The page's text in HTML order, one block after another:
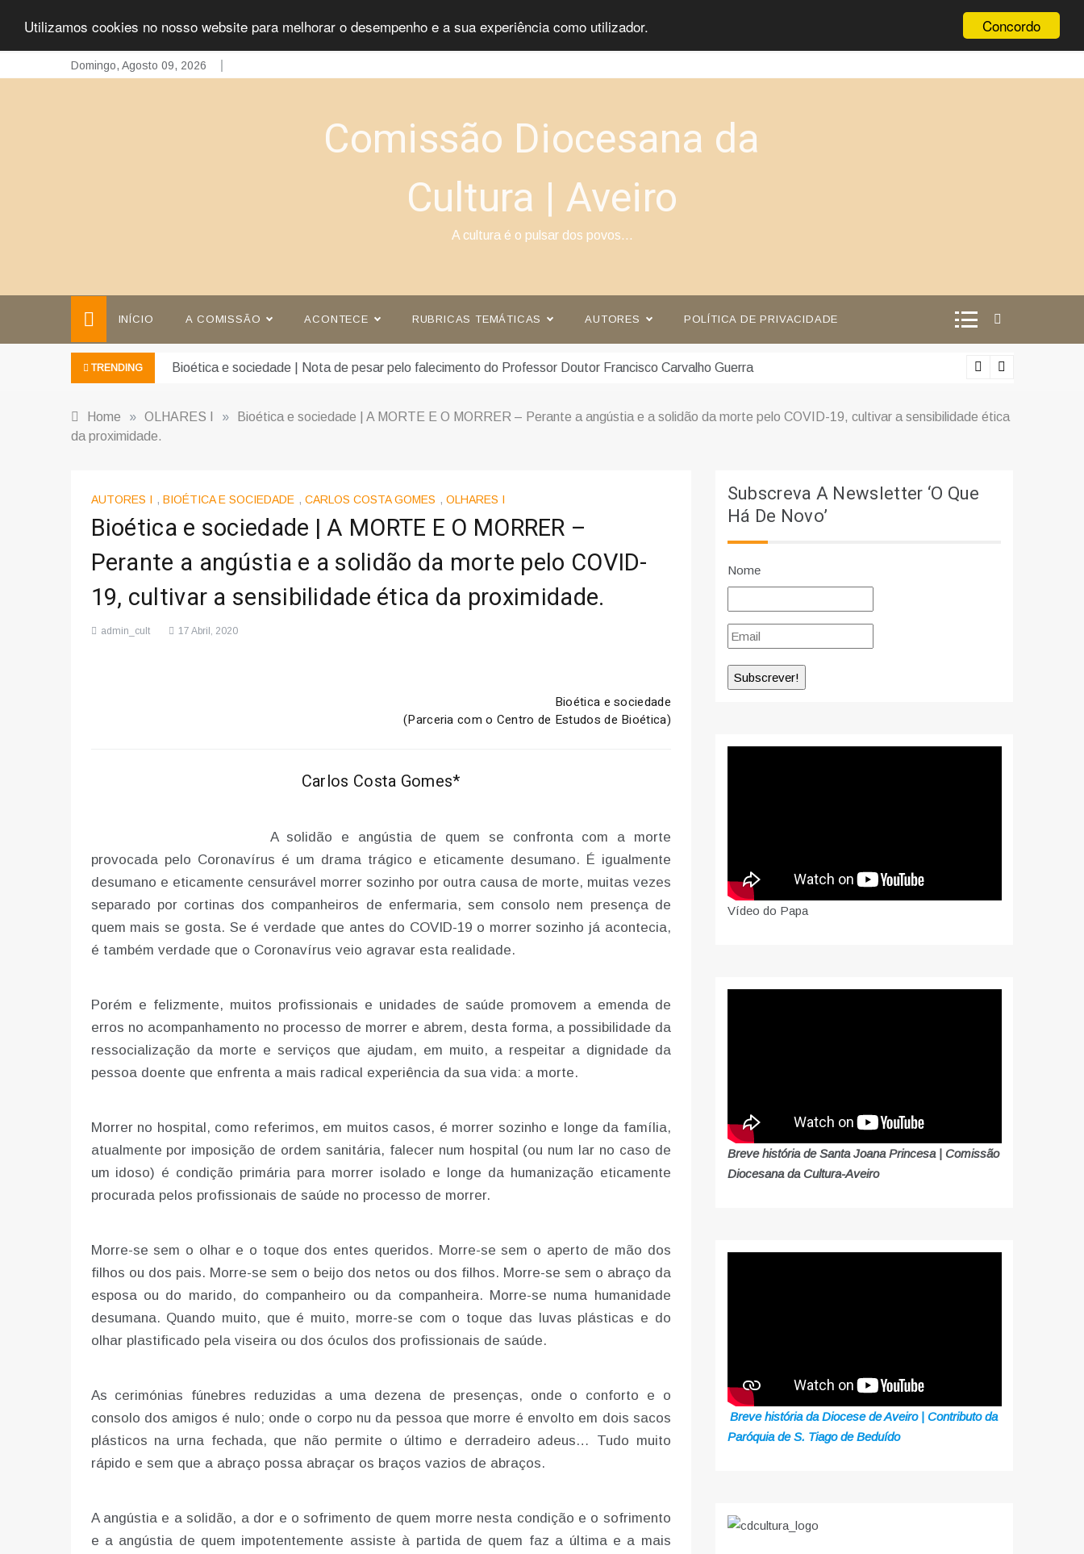
Concordo
Utilizamos cookies no nosso website para melhorar o desempenho e a sua experiência como utilizador.
to
Domingo, Agosto 09, 2026
Comissão Diocesana da
Cultura | Aveiro
A cultura é o pulsar dos povos…
INÍCIO A COMISSÃO ACONTECE RUBRICAS TEMÁTICAS AUTORES POLÍTICA DE PRIVACIDADE
TRENDING Bioética e sociedade | Nota de pesar pelo falecimento do Professor Doutor Francisco Carvalho Guerra
Home » OLHARES I »
Bioética e sociedade | A MORTE E O MORRER – Perante a angústia e a solidão da morte pelo COVID-19, cultivar a sensibilidade ética
da proximidade.
AUTORES I , BIOÉTICA E SOCIEDADE , CARLOS COSTA GOMES , OLHARES I
Bioética e sociedade | A MORTE E O MORRER –
Perante a angústia e a solidão da morte pelo COVID-
19, cultivar a sensibilidade ética da proximidade.
admin_cult 17 Abril, 2020
Bioética e sociedade
(Parceria com o Centro de Estudos de Bioética)
Carlos Costa Gomes*
A solidão e angústia de quem se confronta com a morte
provocada pelo Coronavírus é um drama trágico e eticamente desumano. É igualmente
desumano e eticamente censurável morrer sozinho por outra causa de morte, muitas vezes
separado por cortinas dos companheiros de enfermaria, sem consolo nem presença de
quem mais se gosta. Se é verdade que antes do COVID-19 o morrer sozinho já acontecia,
é também verdade que o Coronavírus veio agravar esta realidade.
Porém e felizmente, muitos profissionais e unidades de saúde promovem a emenda de
erros no acompanhamento no processo de morrer e abrem, desta forma, a possibilidade da
ressocialização da morte e serviços que ajudam, em muito, a respeitar a dignidade da
pessoa doente que enfrenta a mais radical experiência da sua vida: a morte.
Morrer no hospital, como referimos, em muitos casos, é morrer sozinho e longe da família,
atualmente por imposição de ordem sanitária, falecer num hospital (ou num lar no caso de
um idoso) é condição primária para morrer isolado e longe da humanização eticamente
procurada pelos profissionais de saúde no processo de morrer.
Morre-se sem o olhar e o toque dos entes queridos. Morre-se sem o aperto de mão dos
filhos ou dos pais. Morre-se sem o beijo dos netos ou dos filhos. Morre-se sem o abraço da
esposa ou do marido, do companheiro ou da companheira. Morre-se numa humanidade
desumana. Quando muito, que é muito, morre-se com o toque das luvas plásticas e do
olhar plastificado pela viseira ou dos óculos dos profissionais de saúde.
As cerimónias fúnebres reduzidas a uma dezena de presenças, onde o conforto e o
consolo dos amigos é nulo; onde o corpo nu da pessoa que morre é envolto em dois sacos
plásticos na urna fechada, que não permite o último e derradeiro adeus… Tudo muito
rápido e sem que a abraço possa abraçar os braços vazios de abraços.
A angústia e a solidão, a dor e o sofrimento de quem morre nesta condição e o sofrimento
e a angústia de quem impotentemente assiste à partida de quem faz a última e a mais
Subscreva A Newsletter ‘O Que
Há De Novo’
Nome
Vídeo do Papa
Breve história de Santa Joana Princesa | Comissão
Diocesana da Cultura-Aveiro
Breve história da Diocese de Aveiro | Contributo da
Paróquia de S. Tiago de Beduído